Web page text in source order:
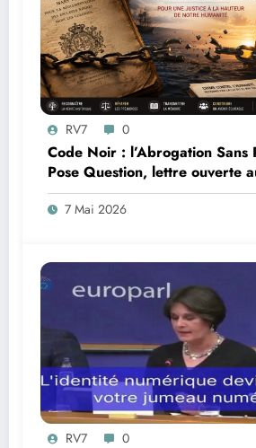
RV7 0
Code Noir : l’Abrogation Sans
Pose Question, lettre ouverte
Max Mathiasin
7 Mai 2026
RV7 0